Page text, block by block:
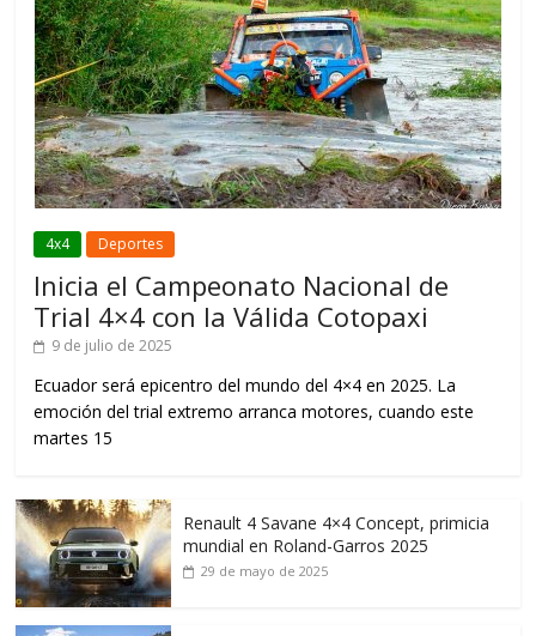
4x4 Deportes
Inicia el Campeonato Nacional de
Trial 4×4 con la Válida Cotopaxi
9 de julio de 2025
Ecuador será epicentro del mundo del 4×4 en 2025. La
emoción del trial extremo arranca motores, cuando este
martes 15
Renault 4 Savane 4×4 Concept, primicia
mundial en Roland-Garros 2025
29 de mayo de 2025